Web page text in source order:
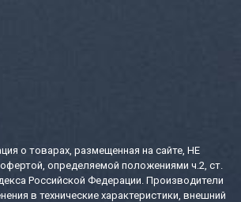
о товарах, размещенная на сайте, НЕ
определяемой положениями ч.2, ст.
Российской Федерации. Производители
в технические характеристики, внешний